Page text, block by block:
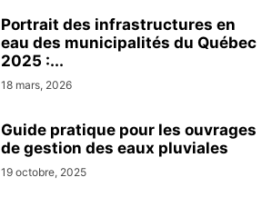
Portrait des infrastructures en
eau des municipalités du Québec
2025 :...
18 mars, 2026
Guide pratique pour les ouvrages
de gestion des eaux pluviales
19 octobre, 2025